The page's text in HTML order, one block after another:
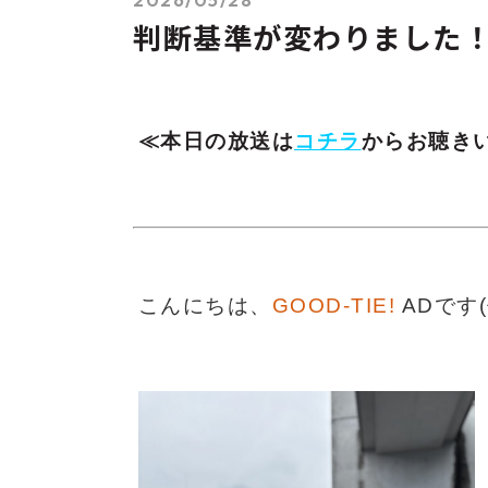
判断基準が変わりました！
≪本日の放送はコチラからお聴き
こんにちは、 GOOD-TIE! ADです